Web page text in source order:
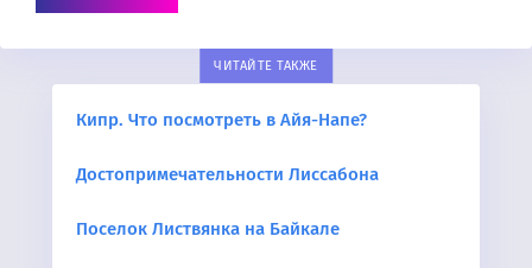
ЧИТАЙТЕ ТАКЖЕ
Кипр. Что посмотреть в Айя-Напе?
Достопримечательности Лиссабона
Поселок Листвянка на Байкале